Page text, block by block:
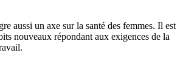
aussi un axe sur la santé des femmes. Il est
nouveaux répondant aux exigences de la